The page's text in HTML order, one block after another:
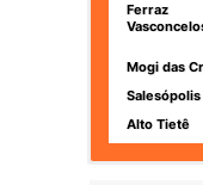
Mogi das
Salesópolis
Alto Tietê